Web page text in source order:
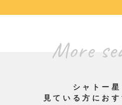
More
シャトー星
見ている方にお